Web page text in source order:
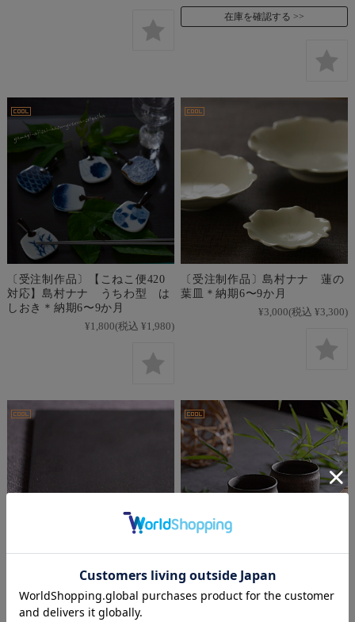
在庫を確認する
〔受注制作品〕【こねこ便420
対応】島村ナナ うちわ型 は
しおき＊納期6〜9か月
¥1,800(税込 ¥1,980)
〔受注制作品〕島村ナナ 蓮の
葉皿＊納期6〜9か月
¥3,000(税込 ¥3,300)
奥田章 リバーシブル板皿（２
5ｃｍ角 黒）
¥8,000(税込 ¥8,800)
奥田章 金彩 八角高台湯飲み
¥3,500(税込 ¥3,850)